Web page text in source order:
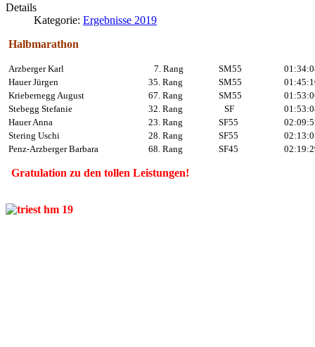
Details
Kategorie: Ergebnisse 2019
Halbmarathon
Arzberger Karl 7. Rang SM55
Hauer Jürgen
35. Rang SM55
Kriebernegg August
67. Rang SM55
Stebegg Stefanie
32. Rang SF
Hauer Anna
23. Rang SF55
Stering Uschi
28. Rang SF55
Penz-Arzberger Barbara
68. Rang SF45
Gratulation zu den tollen Leistungen!